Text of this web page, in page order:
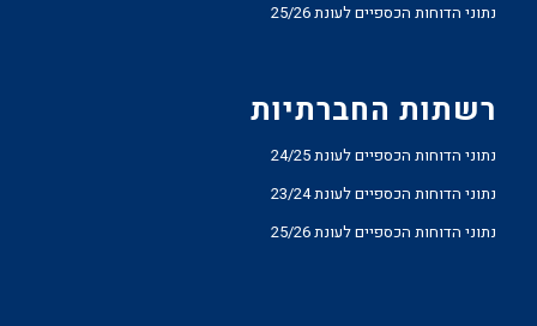
נתוני הדוחות הכספיים לעונת 25/26
רשתות החברתיות
נתוני הדוחות הכספיים לעונת 24/25
נתוני הדוחות הכספיים לעונת 23/24
נתוני הדוחות הכספיים לעונת 25/26